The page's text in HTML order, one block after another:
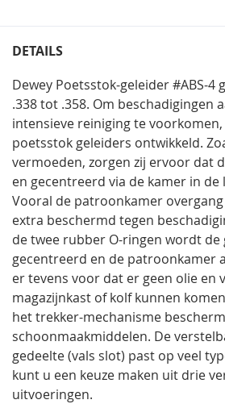
DETAILS
Dewey Poetsstok-geleider #ABS-4
.338 tot .358. Om beschadigingen
intensieve reiniging te
poetsstok geleiders ontwikkeld.
vermoeden, zorgen zij ervoor dat
en gecentreerd via de kamer in
Vooral de patroonkamer
extra beschermd tegen
de twee rubber O-ringen wordt de
gecentreerd en de patroonkamer
er tevens voor dat er geen olie en
magazijnkast of kolf kunnen
het trekker-mechanisme
schoonmaakmiddelen. De
gedeelte (vals slot) past op veel
kunt u een keuze maken uit drie
uitvoeringen.